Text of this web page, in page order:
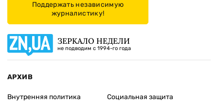
Поддержать независимую
журналистику!
ЗЕРКАЛО НЕДЕЛИ
не подводим с 1994-го года
АРХИВ
Внутренняя политика
Социальная защита